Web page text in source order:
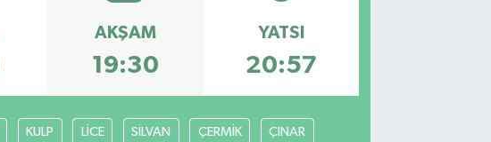
AKŞAM
19:30
YATSI
20:57
KULP LİCE SİLVAN ÇERMİK ÇINAR